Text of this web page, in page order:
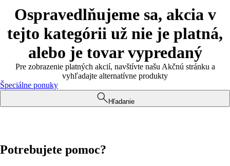
Ospravedlňujeme sa, akcia v
tejto kategórii už nie je platná,
alebo je tovar vypredaný
Pre zobrazenie platných akcií, navštívte našu Akčnú stránku a
vyhľadajte alternatívne produkty
Špeciálne ponuky
Hľadanie
Potrebujete pomoc?